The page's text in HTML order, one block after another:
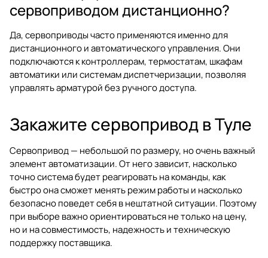
сервоприводом дистанционно?
Да, сервоприводы часто применяются именно для
дистанционного и автоматического управления. Они
подключаются к контроллерам, термостатам, шкафам
автоматики или системам диспетчеризации, позволяя
управлять арматурой без ручного доступа.
Закажите сервопривод в Туле
Сервопривод — небольшой по размеру, но очень важный
элемент автоматизации. От него зависит, насколько
точно система будет реагировать на команды, как
быстро она сможет менять режим работы и насколько
безопасно поведет себя в нештатной ситуации. Поэтому
при выборе важно ориентироваться не только на цену,
но и на совместимость, надежность и техническую
поддержку поставщика.